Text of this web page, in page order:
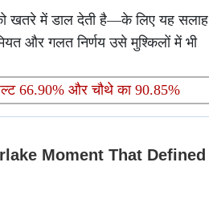
खतरे में डाल देती है—के लिए यह सलाह
और गलत निर्णय उसे मुश्किलों में भी
66.90% और चौथे का 90.85%